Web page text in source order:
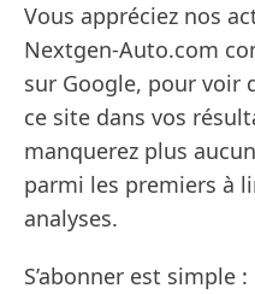
Vous appréciez nos
Nextgen-Auto.com
sur Google, pour voir
ce site dans vos
manquerez plus
parmi les premiers à
analyses.
S’abonner est simple